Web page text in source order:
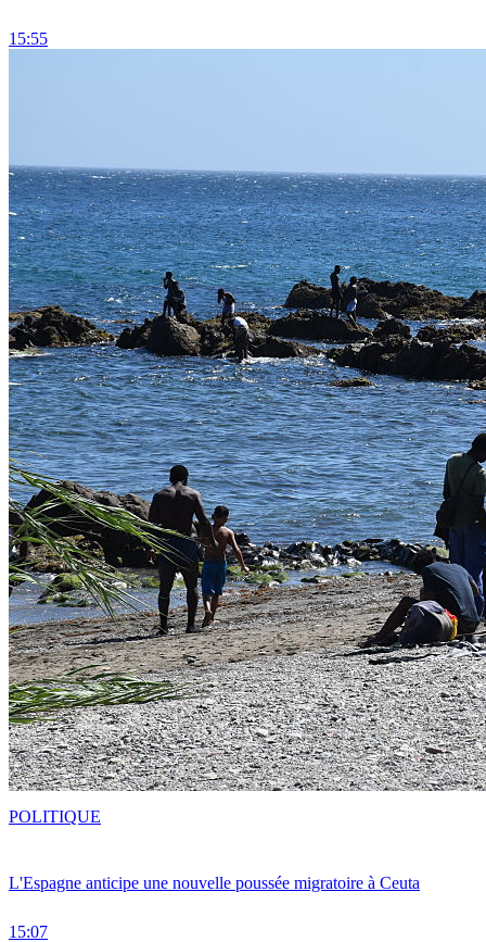
15:55
L'Espagne anticipe une nouvelle poussée migratoire à Ceuta
15:07
POLITIQUE